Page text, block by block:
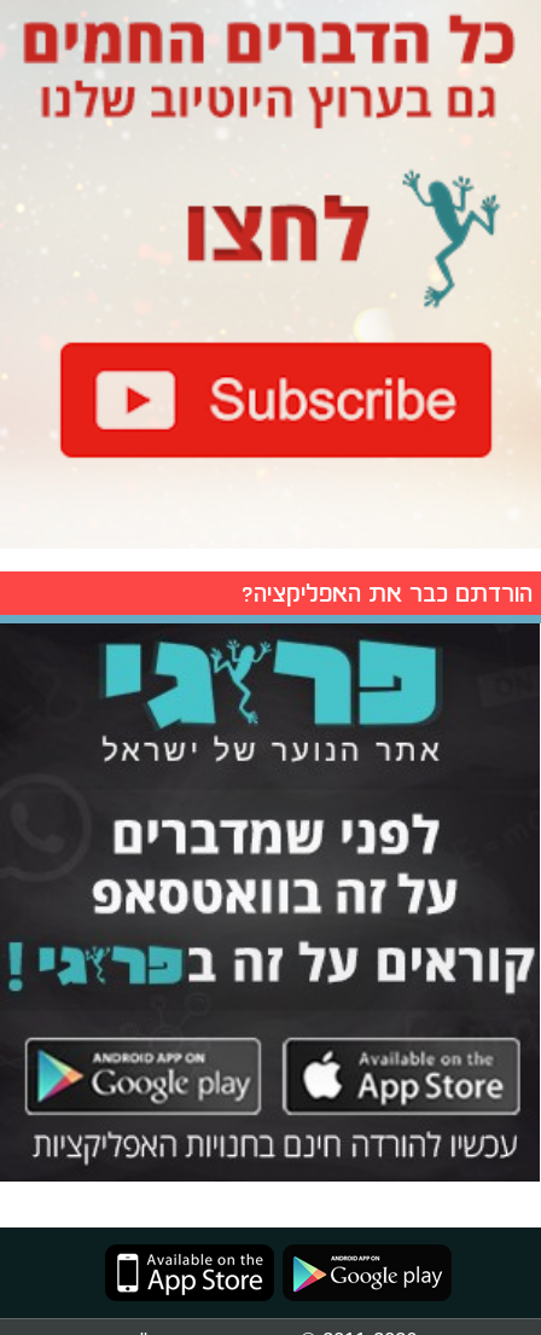
הורדתם כבר את האפליקציה?